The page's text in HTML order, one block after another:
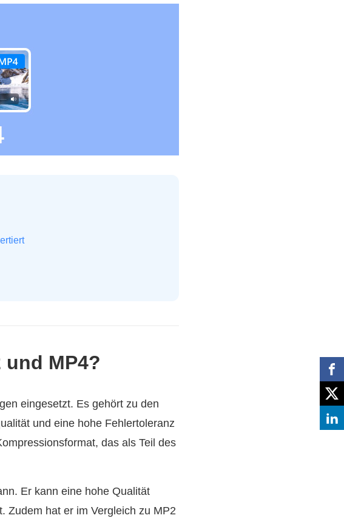
und MP4?
eingesetzt. Es gehört zu den
und eine hohe Fehlertoleranz
das als Teil des
Er kann eine hohe Qualität
Zudem hat er im Vergleich zu MP2